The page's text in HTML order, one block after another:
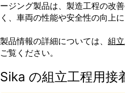
ージング製品は、製造工程の改
く、車両の性能や安全性の向上
製品情報の詳細については、 組
ご覧ください。
Sika の組立工程用接